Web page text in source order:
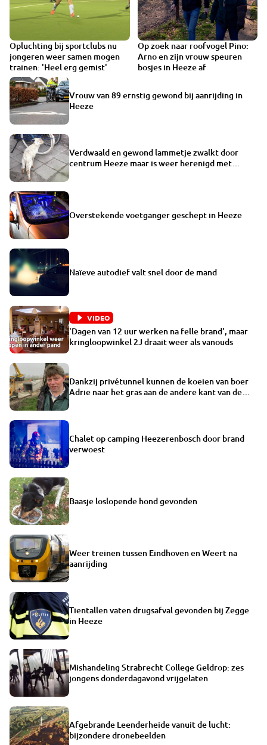
Opluchting bij sportclubs nu
jongeren weer samen mogen
trainen: 'Heel erg gemist'
VIDEO
Op zoek naar roofvogel Pino:
Arno en zijn vrouw speuren
bosjes in Heeze af
VIDEO
Vrouw van 89 ernstig gewond bij aanrijding in
Heeze
Verdwaald en gewond lammetje zwalkt door
centrum Heeze maar is weer herenigd met
Overstekende voetganger geschept in Heeze
Naïeve autodief valt snel door de mand
VIDEO
'Dagen van 12 uur werken na felle brand', maar
kringloopwinkel 2J draait weer als vanouds
Dankzij privétunnel kunnen de koeien van boer
Adrie naar het gras aan de andere kant van de
Chalet op camping Heezerenbosch door brand
verwoest
Baasje loslopende hond gevonden
Weer treinen tussen Eindhoven en Weert na
aanrijding
Tientallen vaten drugsafval gevonden bij Zegge
in Heeze
Mishandeling Strabrecht College Geldrop: zes
jongens donderdagavond vrijgelaten
Afgebrande Leenderheide vanuit de lucht:
bijzondere dronebeelden